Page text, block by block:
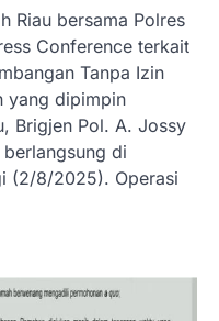
Riau bersama Polres
Conference terkait
Tanpa Izin
yang dipimpin
Brigjen Pol. A. Jossy
di
(2/8/2025). Operasi